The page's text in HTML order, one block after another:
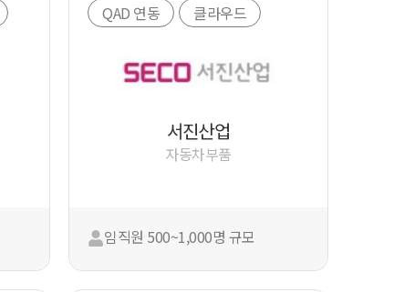
QAD 연동 클라우드
서진산업
자동차부품
임직원 500~1,000명 규모